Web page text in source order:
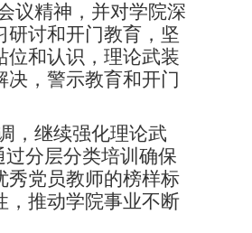
议精神，并对学院深
研讨和开门教育，坚
位和认识，理论武装
，警示教育和开门
，继续强化理论武
分层分类培训确保
秀党员教师的榜样标
，推动学院事业不断